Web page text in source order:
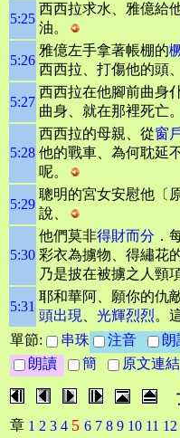
5:25
西西拉求水、雅億給
油。
5:26
雅億左手拿著帳棚的
西西拉、打傷他的頭
5:27
西西拉在他腳前曲身
曲身、就在那裡死亡。
5:28
西西拉的母親、從窗
他的戰車、為何耽延
呢。
5:29
聰明的宮女安慰他〔
說、
5:30
他們莫非得財而分 ．
彩衣為擄物、得繡花
乃是披在被擄之人頸
5:31
耶和華阿、願你的仇
頭出現
光輝烈烈。
單節:
串珠 注音 朗
朗讀
簡 原文連結
章 1 2 3 4 5 6 7 8 9 10 11 12